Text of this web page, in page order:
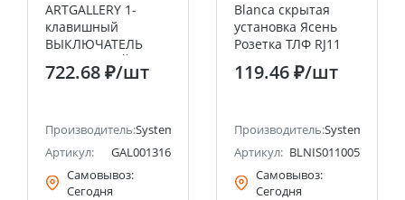
(ранее Schneider Electric)
ARTGALLERY 1-
клавишный
ВЫКЛЮЧАТЕЛЬ
КНОПОЧНЫЙ с
подсв., 10А,
722.68 ₽/шт
Производитель:Systeme Electric (ранее Schneider Electric)
Артикул:
GAL001316
Самовывоз:
Сегодня
Blanca скрытая
установка Ясень
Розетка ТЛФ RJ11
Systeme Electric
(Schneider Electric)
119.46 ₽/шт
Производитель:Systeme
Артикул: BLNIS011005
Самовывоз:
Сегодня